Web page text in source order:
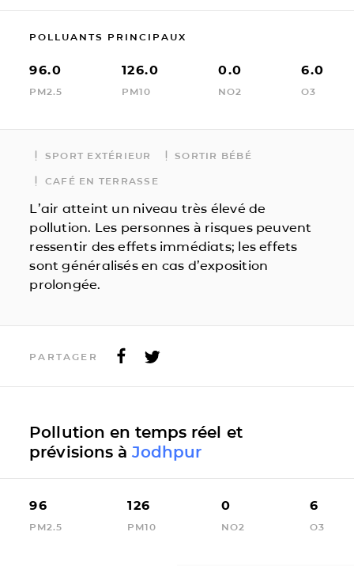
POLLUANTS PRINCIPAUX
96.0
PM2.5
126.0
PM10
0.0
NO2
6.0
O3
SPORT EXTÉRIEUR SORTIR BÉBÉ
CAFÉ EN TERRASSE
L’air atteint un niveau très élevé de
pollution. Les personnes à risques peuvent
ressentir des effets immédiats; les effets
sont généralisés en cas d’exposition
prolongée.
PARTAGER
Pollution en temps réel et
prévisions à Jodhpur
96
PM2.5
126
PM10
0
NO2
6
O3